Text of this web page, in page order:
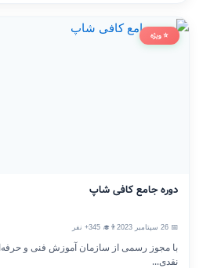
⭐ ویژه
دوره جامع کافی شاپ
📅 26 سپتامبر 2023 👨‍🎓 345+ نفر
با مجوز رسمی از سازمان آموزش فنی و
نقدی...